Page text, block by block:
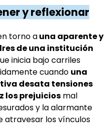
y reflexionar
torno auna aparente y
de una institución
inicia bajo carriles
cuando una
desata tensiones
los prejuicios mal
y la alarmante
atravesar los vínculos